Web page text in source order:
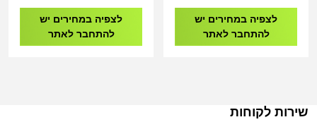
לצפיה במחירים יש
להתחבר לאתר
לצפיה במחירים יש
להתחבר לאתר
שירות לקוחות